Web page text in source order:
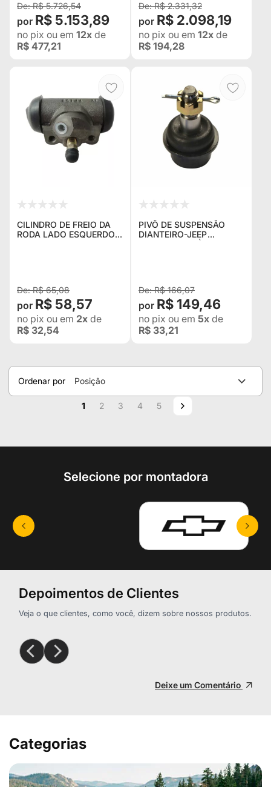
R$ 5.726,54
R$ 5.153,89
no pix ou em 12x de
R$ 477,21
R$ 2.331,32
R$ 2.098,19
no pix ou em 12x de
R$ 194,28
CILINDRO DE FREIO DA
RODA LADO ESQUERDO
R$ 65,08
R$ 58,57
no pix ou em 2x de
R$ 32,54
PIVÔ DE SUSPENSÃO
DIANTEIRO-JEEP
CHEROKEE 91 À 01 -
R$ 166,07
R$ 149,46
no pix ou em 5x de
R$ 33,21
Ordenar por
Posição
Página
Você esta lendo a pagina
1 Página
2 Página
3 Página
4 Página
5 Página
Próximo
Selecione por montadora
Depoimentos de Clientes
Veja o que clientes, como você, dizem sobre nossos produtos.
Deixe um Comentário
Categorias